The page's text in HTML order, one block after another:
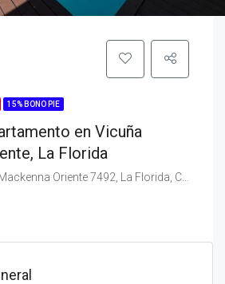
15% BONO PIE
en Vicuña
La Florida
Oriente 7492, La Florida, Chile